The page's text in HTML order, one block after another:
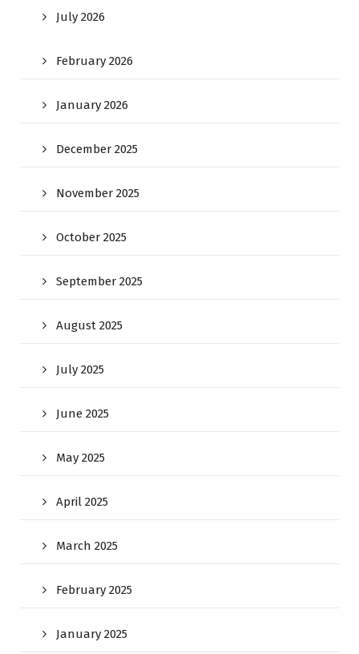
July 2026
February 2026
January 2026
December 2025
November 2025
October 2025
September 2025
August 2025
July 2025
June 2025
May 2025
April 2025
March 2025
February 2025
January 2025